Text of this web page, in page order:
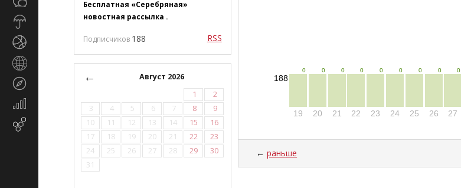
Страны
Экономика
Бесплатная «Серебряная»
новостная рассылка .
Подписчиков 188 RSS
←
Август 2026
1
2
3
4 5 6 7 8
9
10
11 12 13 14 15
16
17
18 19 20 21 22
23
24
25 26 27 28 29
30
31
188
0
19
0
20
0
21
0
22
0
23
0
24
0
25
0
26
0
27
←раньше